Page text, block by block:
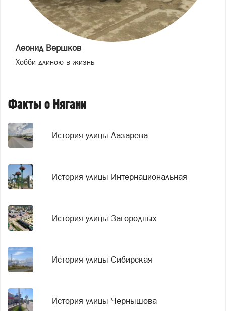
Леонид Вершков
Хобби длиною в жизнь
Факты о Нягани
История улицы Лазарева
История улицы Интернациональная
История улицы Загородных
История улицы Сибирская
История улицы Чернышова